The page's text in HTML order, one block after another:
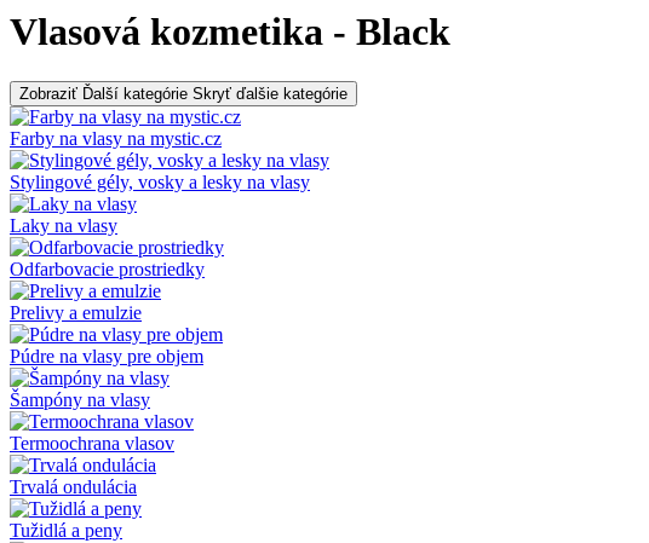
Vlasová kozmetika - Black
Zobraziť Ďalší kategórie Skryť ďalšie kategórie
Farby na vlasy na mystic.cz
Stylingové gély, vosky a lesky na vlasy
Laky na vlasy
Odfarbovacie prostriedky
Prelivy a emulzie
Púdre na vlasy pre objem
Šampóny na vlasy
Termoochrana vlasov
Trvalá ondulácia
Tužidlá a peny